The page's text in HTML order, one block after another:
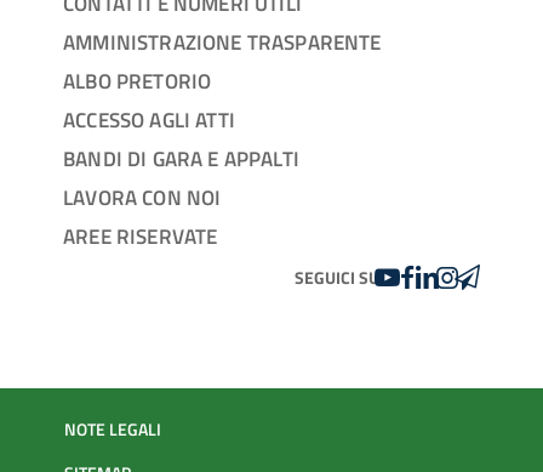
AMMINISTRAZIONE TRASPARENTE
ALBO PRETORIO
ACCESSO AGLI ATTI
BANDI DI GARA E APPALTI
LAVORA CON NOI
AREE RISERVATE
SEGUICI SUYOUTUBE
FACEBOOK
LINKEDIN
INSTAGRAM
NOTE LEGALI